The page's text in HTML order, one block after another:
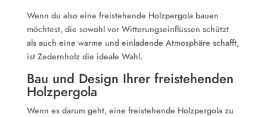
Wenn du also eine freistehende Holzpergola bauen
möchtest, die sowohl vor Witterungseinflüssen schützt
als auch eine warme und einladende Atmosphäre schafft,
ist Zedernholz die ideale Wahl.
Bau und Design Ihrer freistehenden
Holzpergola
Wenn es darum geht, eine freistehende Holzpergola zu